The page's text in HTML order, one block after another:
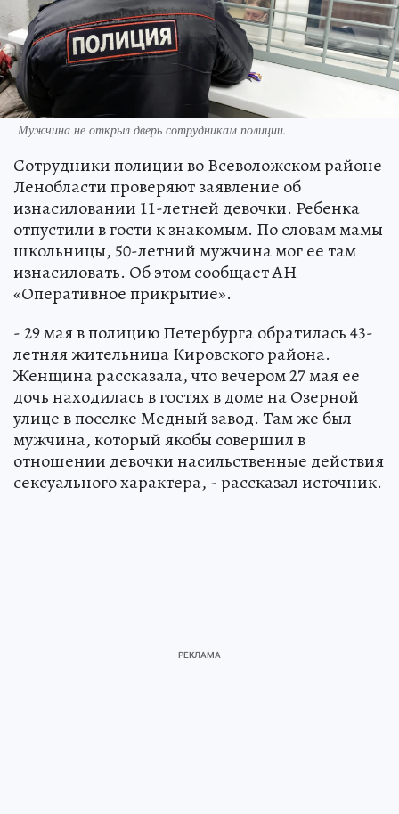
Мужчина не открыл дверь сотрудникам полиции.
Сотрудники полиции во Всеволожском районе
Ленобласти проверяют заявление об
изнасиловании 11-летней девочки. Ребенка
отпустили в гости к знакомым. По словам мамы
школьницы, 50-летний мужчина мог ее там
изнасиловать. Об этом сообщает АН
«Оперативное прикрытие».
- 29 мая в полицию Петербурга обратилась 43-
летняя жительница Кировского района.
Женщина рассказала, что вечером 27 мая ее
дочь находилась в гостях в доме на Озерной
улице в поселке Медный завод. Там же был
мужчина, который якобы совершил в
отношении девочки насильственные действия
сексуального характера, - рассказал источник.